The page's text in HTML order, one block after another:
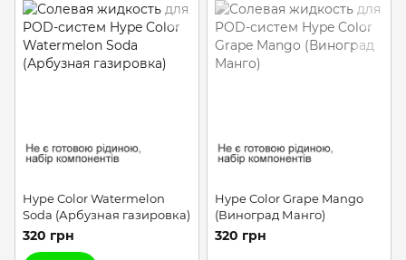
Hype Color Watermelon
Soda (Арбузная газировка)
320 грн
Hype Color Grape Mango
(Виноград Манго)
320 грн